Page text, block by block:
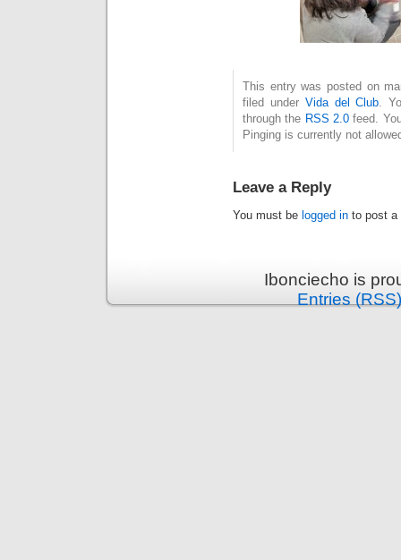
This entry was posted on
filed under Vida del Club.
through the RSS 2.0 feed.
Pinging is currently not
Leave a Reply
You must be logged in to post a
Ibonciecho is
Entries (RSS)